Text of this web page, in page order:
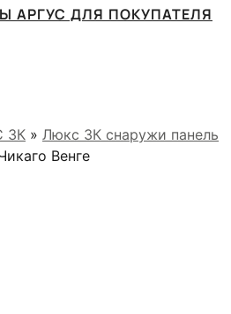
АРГУС ДЛЯ ПОКУПАТЕЛЯ
3К » Люкс 3К снаружи панель
Венге